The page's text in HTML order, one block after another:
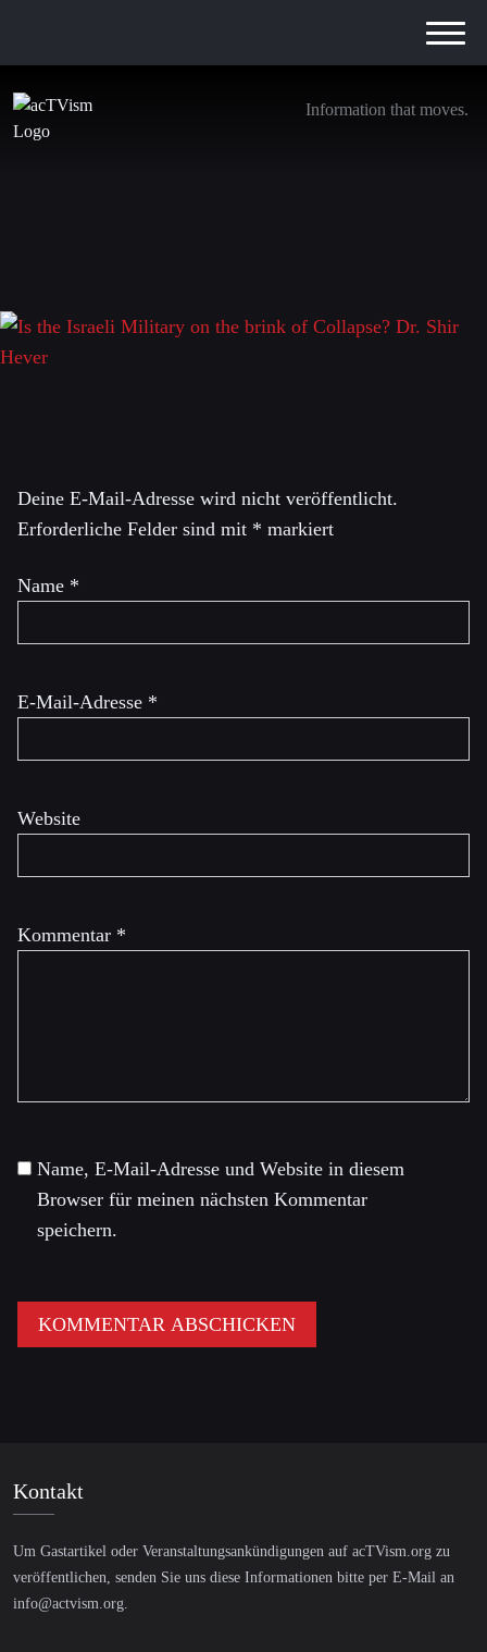
Information that moves.
Is the Israeli Military on the brink of Collapse?
Deine E-Mail-Adresse wird nicht veröffentlicht.
Erforderliche Felder sind mit * markiert
Kommentar *
Name *
E-Mail-Adresse *
Website
Name, E-Mail-Adresse und Website in diesem
Browser für meinen nächsten Kommentar
speichern.
Kontakt
Um Gastartikel oder Veranstaltungsankündigungen auf acTVism.org zu
veröffentlichen, senden Sie uns diese Informationen bitte per E-Mail an
info@actvism.org.